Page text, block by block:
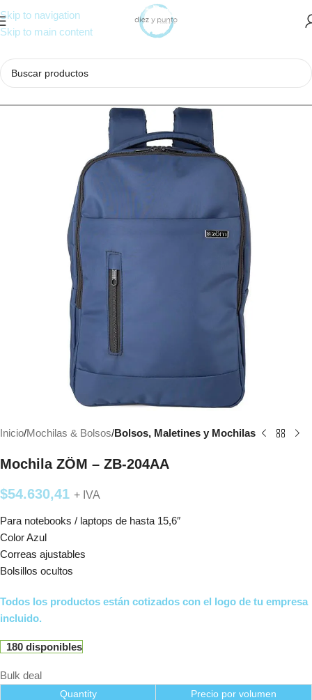
Skip to navigation
Skip to main content
Inicio Mochilas & Bolsos Bolsos, Maletines y Mochilas
Mochila ZÖM – ZB-204AA
$54.630,41 + IVA
Para notebooks / laptops de hasta 15,6″
Color Azul
Correas ajustables
Bolsillos ocultos
Todos los productos están cotizados con el logo de tu empresa
incluido.
180 disponibles
Bulk deal
Quantity
Precio por volumen